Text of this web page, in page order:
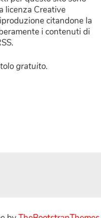
licenza Creative
citandone la
i contenuti di
gratuito.